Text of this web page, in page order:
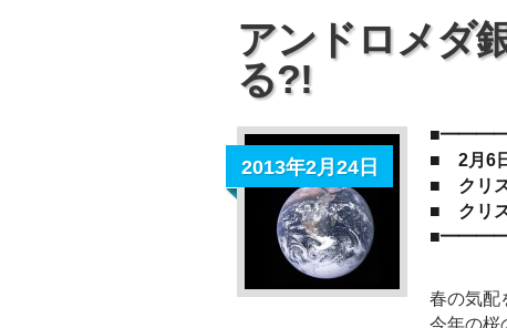
アンドロメダ
る?!
2013年2月24日
■ 2月6日
■ クリス
■ クリス
春の気配